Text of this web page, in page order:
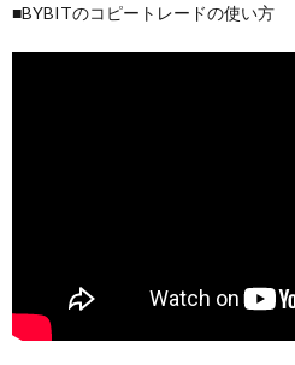
■BYBITのコピートレードの使い方